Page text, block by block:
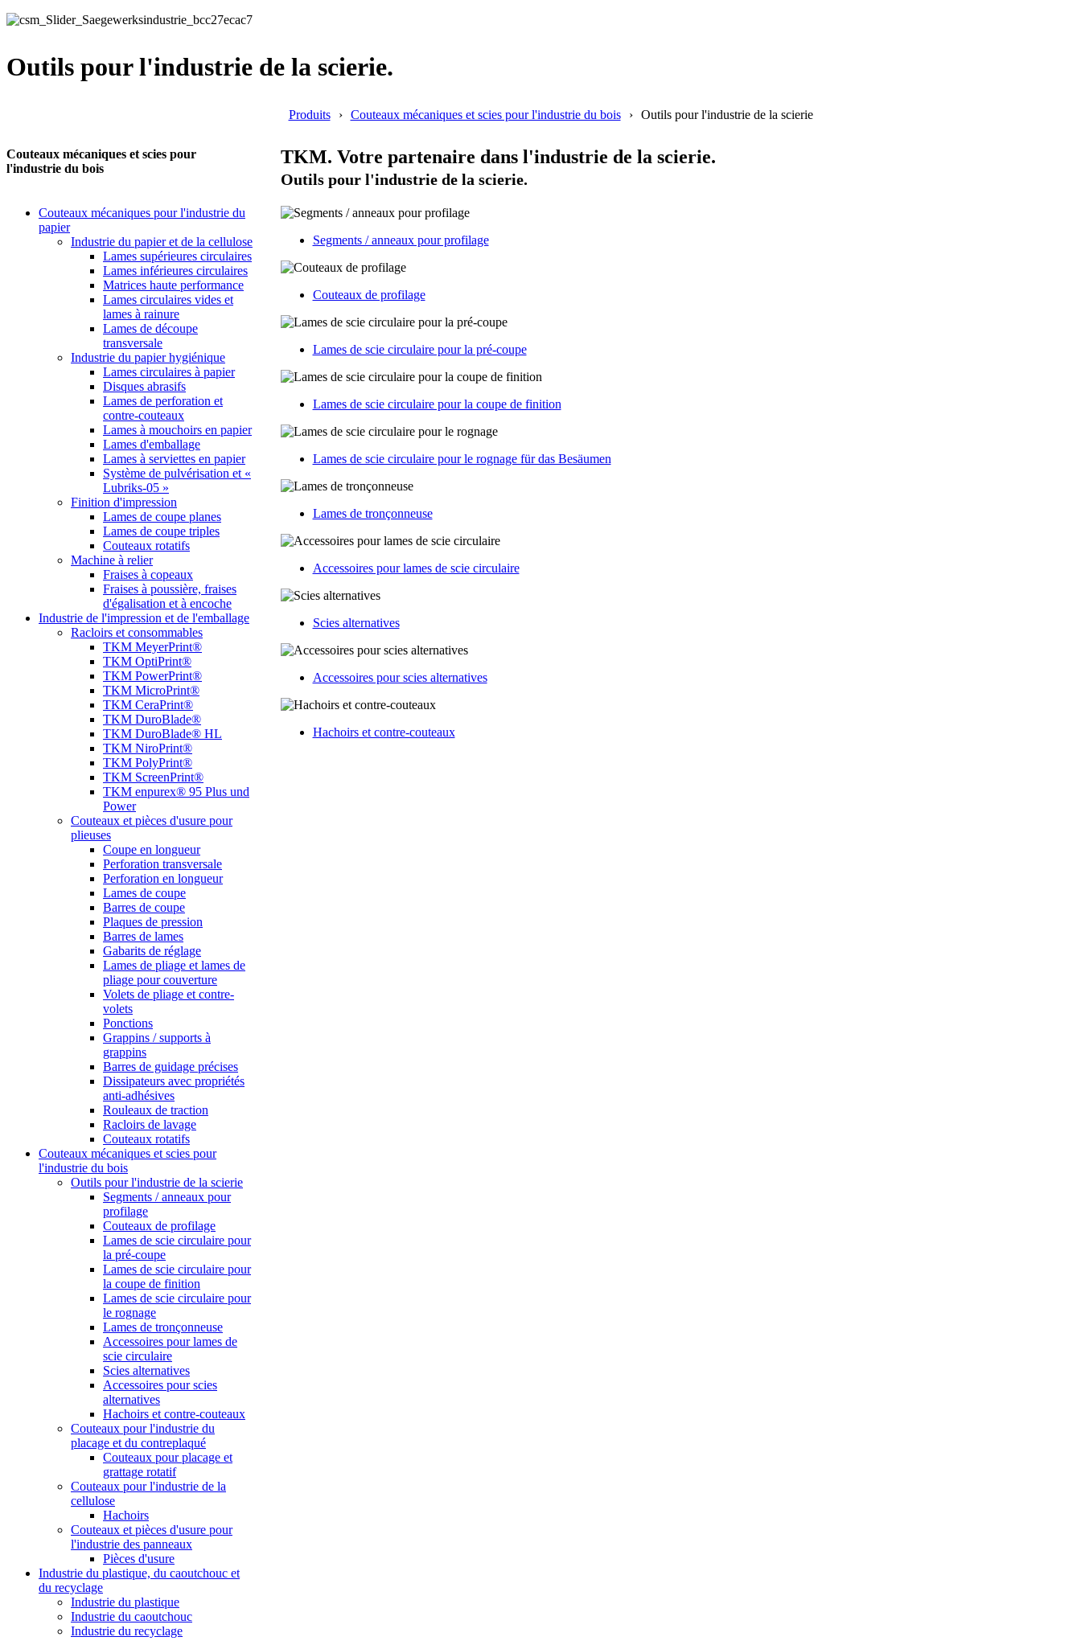
Outils pour l'industrie de la scierie.
Produits Couteaux mécaniques et scies pour l'industrie du bois Outils pour l'industrie de la scierie
Couteaux mécaniques et scies pour
l'industrie du bois
Couteaux mécaniques pour l'industrie du
papier
Industrie du papier et de la cellulose
Lames supérieures circulaires
Lames inférieures circulaires
Matrices haute performance
Lames circulaires vides et
lames à rainure
Lames de découpe
transversale
Industrie du papier hygiénique
Lames circulaires à papier
Disques abrasifs
Lames de perforation et
contre-couteaux
Lames à mouchoirs en papier
Lames d'emballage
Lames à serviettes en papier
Système de pulvérisation et «
Lubriks-05 »
Finition d'impression
Lames de coupe planes
Lames de coupe triples
Couteaux rotatifs
Machine à relier
Fraises à copeaux
Fraises à poussière, fraises
d'égalisation et à encoche
Industrie de l'impression et de l'emballage
Racloirs et consommables
TKM MeyerPrint®
TKM OptiPrint®
TKM PowerPrint®
TKM MicroPrint®
TKM CeraPrint®
TKM DuroBlade®
TKM DuroBlade® HL
TKM NiroPrint®
TKM PolyPrint®
TKM ScreenPrint®
TKM enpurex® 95 Plus und
Power
Couteaux et pièces d'usure pour
plieuses
Coupe en longueur
Perforation transversale
Perforation en longueur
Lames de coupe
Barres de coupe
Plaques de pression
Barres de lames
Gabarits de réglage
Lames de pliage et lames de
pliage pour couverture
Volets de pliage et contre-
volets
Ponctions
Grappins / supports à
grappins
Barres de guidage précises
Dissipateurs avec propriétés
anti-adhésives
Rouleaux de traction
Racloirs de lavage
Couteaux rotatifs
Couteaux mécaniques et scies pour
l'industrie du bois
Outils pour l'industrie de la scierie
Segments / anneaux pour
profilage
Couteaux de profilage
Lames de scie circulaire pour
la pré-coupe
Lames de scie circulaire pour
la coupe de finition
Lames de scie circulaire pour
le rognage
Lames de tronçonneuse
Accessoires pour lames de
scie circulaire
Scies alternatives
Accessoires pour scies
alternatives
Hachoirs et contre-couteaux
Couteaux pour l'industrie du
placage et du contreplaqué
Couteaux pour placage et
grattage rotatif
Couteaux pour l'industrie de la
cellulose
Hachoirs
Couteaux et pièces d'usure pour
l'industrie des panneaux
Pièces d'usure
Industrie du plastique, du caoutchouc et
du recyclage
Industrie du plastique
Industrie du caoutchouc
Industrie du recyclage
TKM. Votre partenaire dans l'industrie de la scierie.
Outils pour l'industrie de la scierie.
Segments / anneaux pour profilage
Couteaux de profilage
Lames de scie circulaire pour la pré-coupe
Lames de scie circulaire pour la coupe de finition
Lames de scie circulaire pour le rognage für das Besäumen
Lames de tronçonneuse
Accessoires pour lames de scie circulaire
Scies alternatives
Accessoires pour scies alternatives
Hachoirs et contre-couteaux